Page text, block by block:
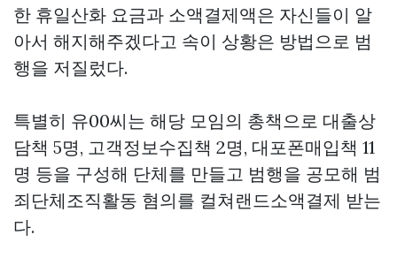
한 휴일산화 요금과 소액결제액은 자신들이 알
아서 해지해주겠다고 속이 상황은 방법으로 범
행을 저질렀다.
특별히 유00씨는 해당 모임의 총책으로 대출상
담책 5명, 고객정보수집책 2명, 대포폰매입책 11
명 등을 구성해 단체를 만들고 범행을 공모해 범
죄단체조직활동 혐의를 컬쳐랜드소액결제 받는
다.